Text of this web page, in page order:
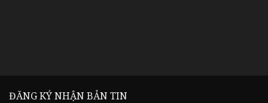
ĐĂNG KÝ NHẬN BẢN TIN